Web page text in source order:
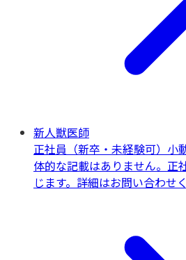
新人獣医師
正社員（新卒・未経験可） 小
体的な記載はありません。正
じます。詳細はお問い合わせ